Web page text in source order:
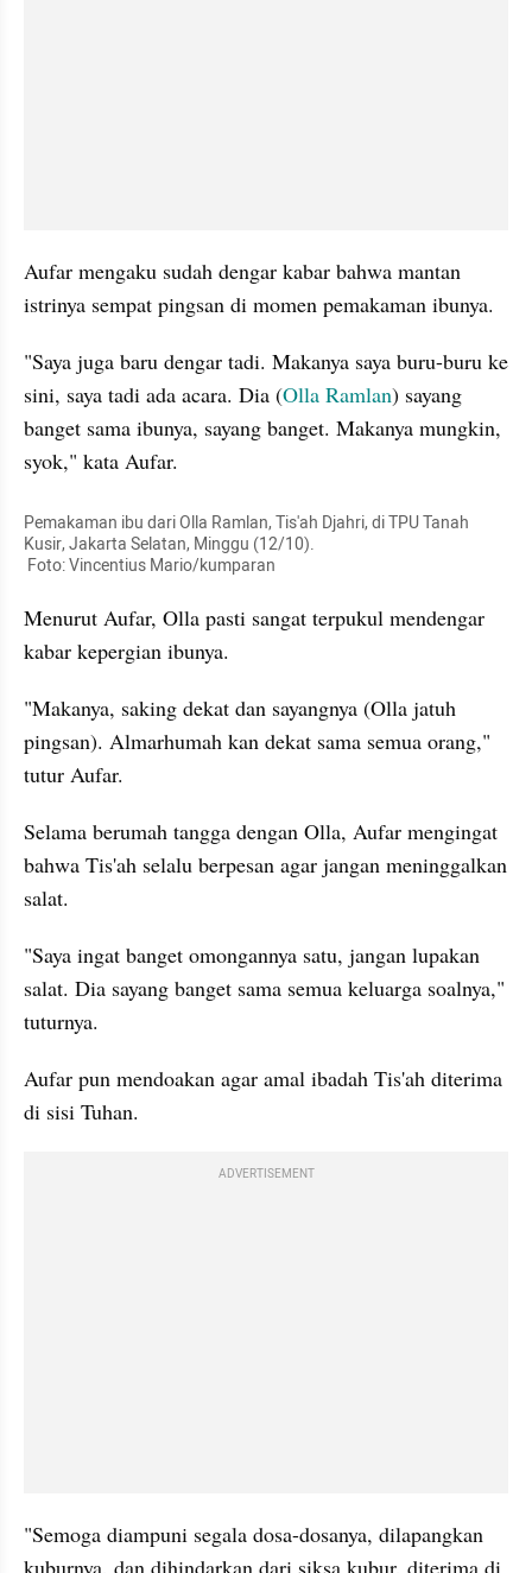
Aufar mengaku sudah dengar kabar bahwa mantan
istrinya sempat pingsan di momen pemakaman ibunya.
"Saya juga baru dengar tadi. Makanya saya buru-buru ke
sini, saya tadi ada acara. Dia (Olla Ramlan) sayang
banget sama ibunya, sayang banget. Makanya mungkin,
syok," kata Aufar.
Pemakaman ibu dari Olla Ramlan, Tis'ah Djahri, di TPU Tanah
Kusir, Jakarta Selatan, Minggu (12/10).
Foto: Vincentius Mario/kumparan
Menurut Aufar, Olla pasti sangat terpukul mendengar
kabar kepergian ibunya.
"Makanya, saking dekat dan sayangnya (Olla jatuh
pingsan). Almarhumah kan dekat sama semua orang,"
tutur Aufar.
Selama berumah tangga dengan Olla, Aufar mengingat
bahwa Tis'ah selalu berpesan agar jangan meninggalkan
salat.
"Saya ingat banget omongannya satu, jangan lupakan
salat. Dia sayang banget sama semua keluarga soalnya,"
tuturnya.
Aufar pun mendoakan agar amal ibadah Tis'ah diterima
di sisi Tuhan.
ADVERTISEMENT
"Semoga diampuni segala dosa-dosanya, dilapangkan
kuburnya, dan dihindarkan dari siksa kubur, diterima di